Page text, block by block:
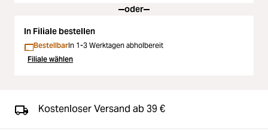
oder
In Filiale bestellen
BestellbarIn 1-3 Werktagen abholbereit
Filiale wählen
Kostenloser Versand ab 39 €